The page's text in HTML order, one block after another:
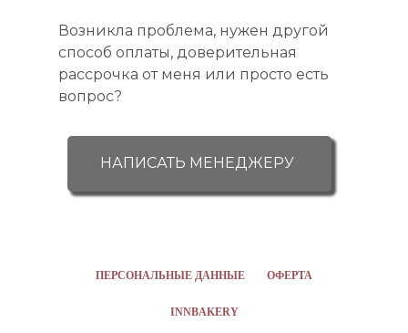
Возникла проблема, нужен другой
способ оплаты, доверительная
рассрочка от меня или просто есть
вопрос?
НАПИСАТЬ МЕНЕДЖЕРУ
ПЕРСОНАЛЬНЫЕ ДАННЫЕ ОФЕРТА
INNBAKERY